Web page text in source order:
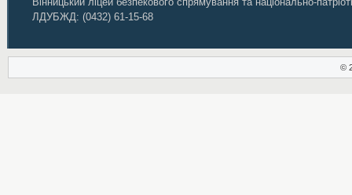
ЛДУБЖД: (0432) 61-15-68
©